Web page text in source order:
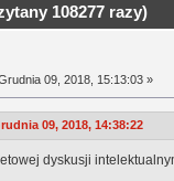
108277 razy)
09, 2018, 15:13:03 »
09, 2018, 14:38:22
dyskusji